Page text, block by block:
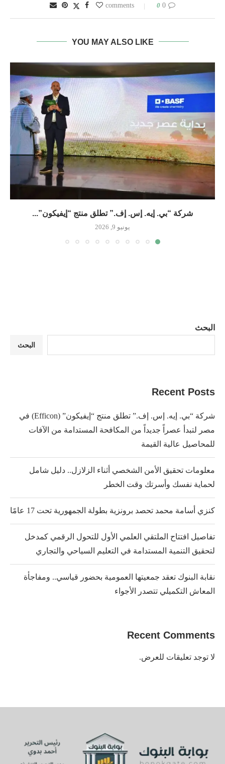
0 comments
0
YOU MAY ALSO LIKE
شركة “بي. إيه. إس. إف.” تطلق منتج “إيفيكون”...
يونيو 9, 2026
البحث
البحث
Recent Posts
شركة “بي. إيه. إس. إف.” تطلق منتج “إيفيكون” (Efficon) في
مصر لتبدأ عصراً جديداً من المكافحة المستدامة من الآفات
للمحاصيل عالية القيمة
معلومات تحقيق الأمن الشخصي أثناء الزلازل.. دليل شامل
لحماية نفسك وأسرتك وقت الخطر
كنزي أسامة محمد تحصد برونزية بطولة الجمهورية تحت 17 عامًا
تفاصيل افتتاح الملتقي العلمي الأول للتحول الرقمي كمدخل
لتحقيق التنمية المستدامة في التعليم السياحي والتجاري
نقابة البنوك تعقد جمعيتها العمومية بحضور قياسي.. ومفاجأة
المعاش التكميلي تتصدر الأجواء
Recent Comments
لا توجد تعليقات للعرض.